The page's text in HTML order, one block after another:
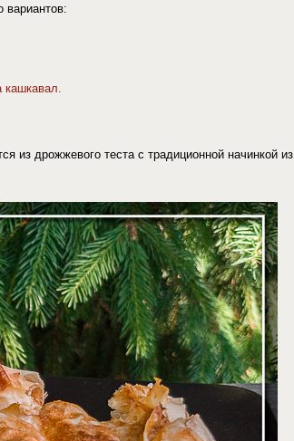
вариантов:
из дрожжевого теста с традиционной начинкой из